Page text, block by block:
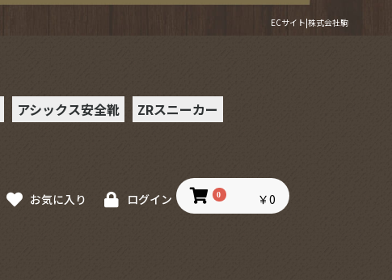
ECサイト|株式会社駒
アシックス安全靴
ZRスニーカー
お気に入り ログイン 0 ￥0